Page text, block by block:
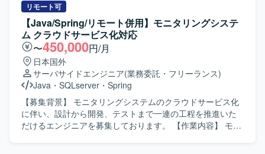
施、プログラミング、単体テスト、結合・総合テスト、リ
リースおよび各種ドキュメント作成を行っていただきま
す。開発ではAI（Cloud Code）を活用して製造を実施いた
します。 【求める人物像】 主体的にコミュニケーションを
取りながら業務を推進できる方を求めております。 【ポジ
ションの魅力】 モニタリングシステムのクラウドサービス
化という上流工程からリリースまで一連の工程に携わるこ
とができ、設計からテストまで幅広い経験を積むことがで
きます。AI（Cloud Code）を活用した開発に関わること
で、新しい開発手法にも触れていただけます。 【開発環
境】 Java、Spring、SQL、AI（Cloud Code）などを用いた
リモート可
【Java/Spring/リモート併用】モニタリングシステ
ム クラウドサービス化対応
〜450,000円/月
日本国外
サーバサイドエンジニア(業務委託・フリーランス)
Java ・ SQLserver ・ Spring
【募集背景】 モニタリングシステムのクラウドサービス化
に伴い、設計から開発、テストまで一連の工程を推進いた
だけるエンジニアを募集しております。 【作業内容】 モニ